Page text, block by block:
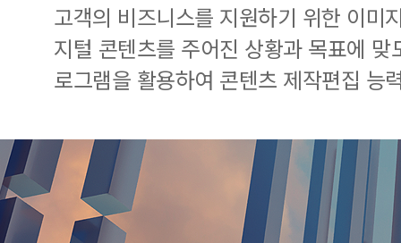
고객의 비즈니스를 지원하기 위한 이미
지털 콘텐츠를 주어진 상황과 목표에
로그램을 활용하여 콘텐츠 제작편집 능